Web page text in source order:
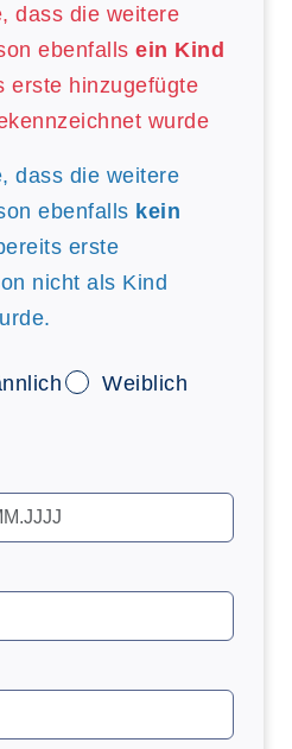
dass die weitere
ebenfalls ein Kind
erste hinzugefügte
wurde
dass die weitere
ebenfalls kein
erste
nicht als Kind
Weiblich